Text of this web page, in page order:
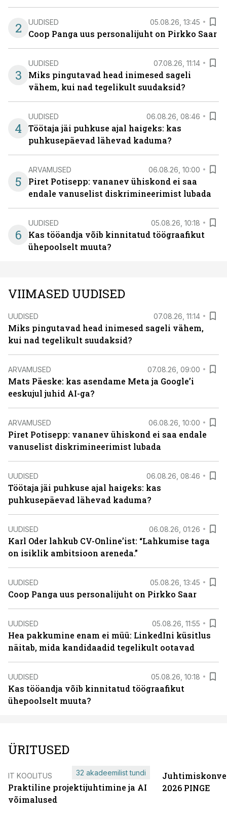
2 UUDISED 05.08.26, 13:45
Coop Panga uus personalijuht on Pirkko Saar
3
UUDISED 07.08.26, 11:14
Miks pingutavad head inimesed sageli
vähem, kui nad tegelikult suudaksid?
4
UUDISED 06.08.26, 08:46
Töötaja jäi puhkuse ajal haigeks: kas
puhkusepäevad lähevad kaduma?
5
ARVAMUSED 06.08.26, 10:00
Piret Potisepp: vananev ühiskond ei saa
endale vanuselist diskrimineerimist lubada
6
UUDISED 05.08.26, 10:18
Kas tööandja võib kinnitatud töögraafikut
ühepoolselt muuta?
VIIMASED UUDISED
UUDISED 07.08.26, 11:14
Miks pingutavad head inimesed sageli vähem,
kui nad tegelikult suudaksid?
ARVAMUSED 07.08.26, 09:00
Mats Päeske: kas asendame Meta ja Google’i
eeskujul juhid AI-ga?
ARVAMUSED 06.08.26, 10:00
Piret Potisepp: vananev ühiskond ei saa endale
vanuselist diskrimineerimist lubada
UUDISED 06.08.26, 08:46
Töötaja jäi puhkuse ajal haigeks: kas
puhkusepäevad lähevad kaduma?
UUDISED 06.08.26, 01:26
Karl Oder lahkub CV-Online’ist: “Lahkumise taga
on isiklik ambitsioon areneda.”
UUDISED 05.08.26, 13:45
Coop Panga uus personalijuht on Pirkko Saar
UUDISED 05.08.26, 11:55
Hea pakkumine enam ei müü: LinkedIni küsitlus
näitab, mida kandidaadid tegelikult ootavad
UUDISED 05.08.26, 10:18
Kas tööandja võib kinnitatud töögraafikut
ühepoolselt muuta?
ÜRITUSED
IT KOOLITUS
Praktiline projektijuhtimine ja AI
võimalused
32 akadeemilist tundi
2026 PINGE